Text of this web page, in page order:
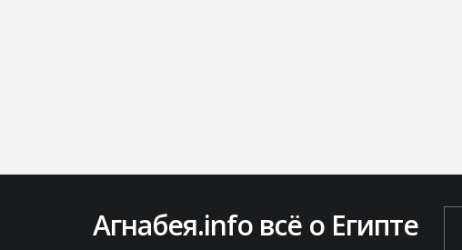
Агнабея.info всё о Египте